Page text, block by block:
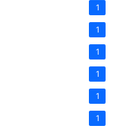
1
1
1
1
1
1